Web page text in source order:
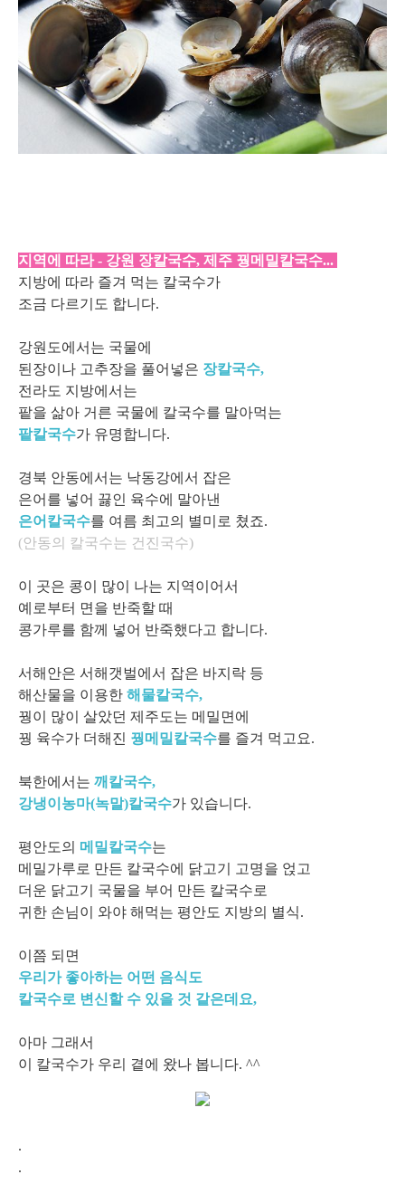
지역에 따라 - 강원 장칼국수, 제주 꿩메밀칼국수...
지방에 따라 즐겨 먹는 칼국수가
조금 다르기도 합니다.
강원도에서는 국물에
된장이나 고추장을 풀어넣은 장칼국수,
전라도 지방에서는
팥을 삶아 거른 국물에 칼국수를 말아먹는
팥칼국수가 유명합니다.
경북 안동에서는 낙동강에서 잡은
은어를 넣어 끓인 육수에 말아낸
은어칼국수를 여름 최고의 별미로 쳤죠.
(안동의 칼국수는 건진국수)
이 곳은 콩이 많이 나는 지역이어서
예로부터 면을 반죽할 때
콩가루를 함께 넣어 반죽했다고 합니다.
서해안은 서해갯벌에서 잡은 바지락 등
해산물을 이용한 해물칼국수,
꿩이 많이 살았던 제주도는 메밀면에
꿩 육수가 더해진 꿩메밀칼국수를 즐겨 먹고요.
북한에서는 깨칼국수,
강냉이농마(녹말)칼국수가 있습니다.
평안도의 메밀칼국수는
메밀가루로 만든 칼국수에 닭고기 고명을 얹고
더운 닭고기 국물을 부어 만든 칼국수로
귀한 손님이 와야 해먹는 평안도 지방의 별식.
이쯤 되면
우리가 좋아하는 어떤 음식도
칼국수로 변신할 수 있을 것 같은데요,
아마 그래서
이 칼국수가 우리 곁에 왔나 봅니다. ^^
.
.